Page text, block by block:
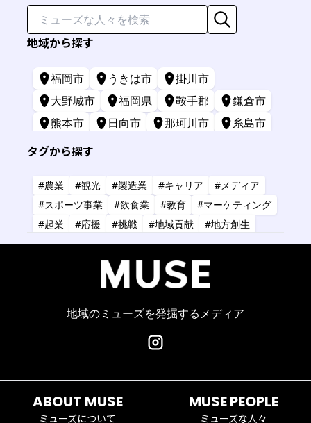
地域から探す
福岡市 うきは市
掛川市
大野城市
福岡県 鞍手郡
鎌倉市
熊本市
日向市 那珂川市
糸島市
苅田町
タグから探す
#農業 #観光 #製造業 #キャリア
#メディア
#スポーツ事業
#飲食業 #教育
#マーケティング
#起業
#応援 #挑戦 #地域貢献
#地方創生
#共創
#健康 #アーティスト #金融
#IT
#タレント #コーチング
#コンサルタント
#商業施設 #小売業 #経営
地域のミューズを発掘するメディア
ABOUT MUSE
ミューズについて
MUSE PEOPLE
ミューズな人々